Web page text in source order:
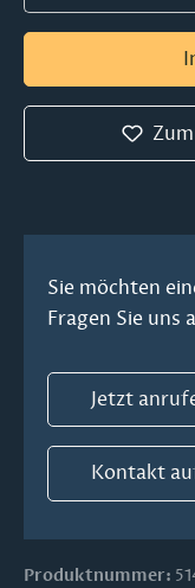
Sie möchten
Fragen Sie uns
Jetzt
Kontakt
Produktnummer: